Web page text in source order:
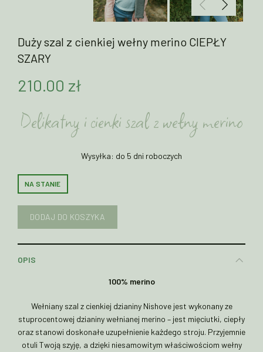
Duży szal z cienkiej wełny merino CIEPŁY
SZARY
210.00 zł
Delikatny i cienki szal z wełny merino
Wysyłka: do 5 dni roboczych
NA STANIE
DODAJ DO KOSZYKA
OPIS
100% merino
Wełniany szal z cienkiej dzianiny Nishove jest wykonany ze
stuprocentowej dzianiny wełnianej merino – jest mięciutki, ciepły
oraz stanowi doskonałe uzupełnienie każdego stroju. Przyjemnie
otuli Twoją szyję, a dzięki niesamowitym właściwościom wełny